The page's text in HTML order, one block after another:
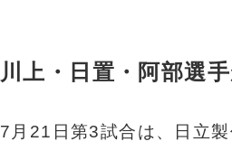
川上・日置・阿部選
7月21日第3試合は、日立